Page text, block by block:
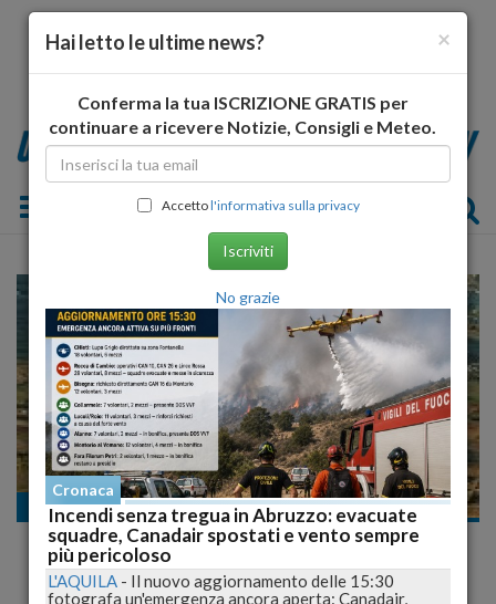
Toggle navigation
Politica
Chiuso contenzioso su terreni demaniali uso
civico di Preturo
×
Hai letto le ultime news?
Conferma la tua ISCRIZIONE GRATIS per
continuare a ricevere Notizie, Consigli e Meteo.
Accettol'informativa sulla privacy
Iscriviti
No grazie
Cronaca
Incendi senza tregua in Abruzzo: evacuate
squadre, Canadair spostati e vento sempre
più pericoloso
L'AQUILA - Il nuovo aggiornamento delle 15:30
fotografa un'emergenza ancora aperta: Canadair,